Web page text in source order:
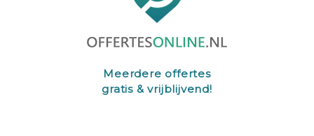
Meerdere offertes
gratis & vrijblijvend!